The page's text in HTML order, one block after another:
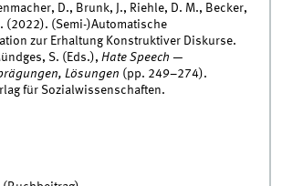
D., Brunk, J., Riehle, D. M., Becker,
(2022). (Semi-)Automatische
zur Erhaltung Konstruktiver Diskurse.
S. (Eds.),Hate Speech —
Lösungen (pp. 249–274).
für Sozialwissenschaften.